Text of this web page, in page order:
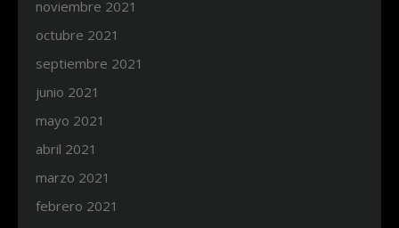
noviembre 2021
octubre 2021
septiembre 2021
junio 2021
mayo 2021
abril 2021
marzo 2021
febrero 2021